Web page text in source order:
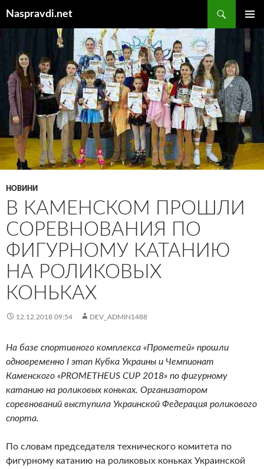
Naspravdi.net
МЕНЮ
НОВИНИ
В КАМЕНСКОМ ПРОШЛИ
СОРЕВНОВАНИЯ ПО
ФИГУРНОМУ КАТАНИЮ
НА РОЛИКОВЫХ
КОНЬКАХ
12.12.2018 09:54 DEV_ADMIN1488
На базе спортивного комплекса «Прометей» прошли
одновременно I этап Кубка Украины и Чемпионат
Каменского «PROMETHEUS CUP 2018» по фигурному
катанию на роликовых коньках. Организатором
соревнований выступила Украинской Федерация роликового
спорта.
По словам председателя технического комитета по
фигурному катанию на роликовых коньках Украинской